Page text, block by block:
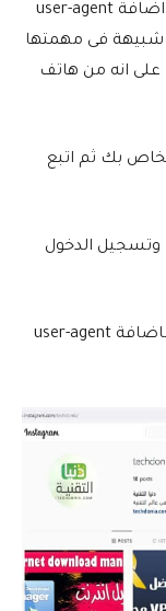
لتطبيق هذه الطريقة نحن بحاجة الى تثبيت اضافة user-agent
شبيهة فى مهمتها
على انه من هاتف
بك ثم اتبع
الدخول
2- بعد ذلك قم بالنقر على الايقونة الخاصة باضافة user-agent